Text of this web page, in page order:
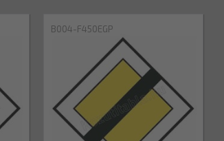
B004-F450EGP